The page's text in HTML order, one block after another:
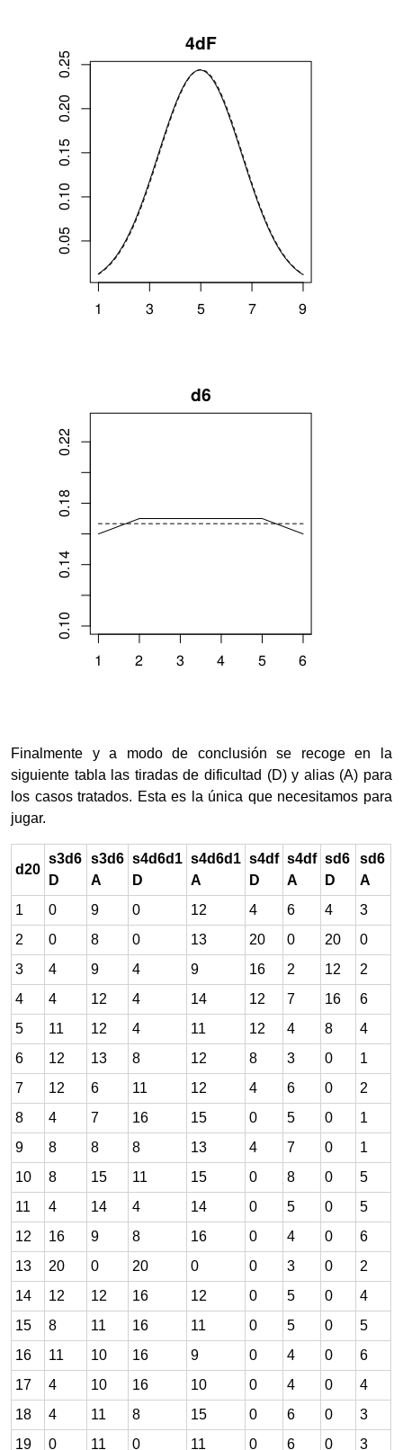
Finalmente y a modo de conclusión se recoge en la
siguiente tabla las tiradas de dificultad (D) y alias (A) para
los casos tratados. Esta es la única que necesitamos para
jugar.
d20
s3d6
D
s3d6
A
s4d6d1
D
s4d6d1
A
s4df
D
s4df
A
sd6
D
sd6
A
1
0 9 0 12 4 6 4
3
2
0 8 0 13 20 0 20
0
3
4 9 4 9 16 2 12
2
4
4 12 4 14 12 7 16
6
5
11 12 4 11 12 4 8
4
6
12 13 8 12 8 3 0
1
7
12 6 11 12 4 6 0
2
8
4 7 16 15 0 5 0
1
9
8 8 8 13 4 7 0
1
10
8 15 11 15 0 8 0
5
11
4 14 4 14 0 5 0
5
12
16 9 8 16 0 4 0
6
13
20 0 20 0 0 3 0
2
14
12 12 16 12 0 5 0
4
15
8 11 16 11 0 5 0
5
16
11 10 16 9 0 4 0
6
17
4 10 16 10 0 4 0
4
18
4 11 8 15 0 6 0
3
19
0 11 0 11 0 6 0 3